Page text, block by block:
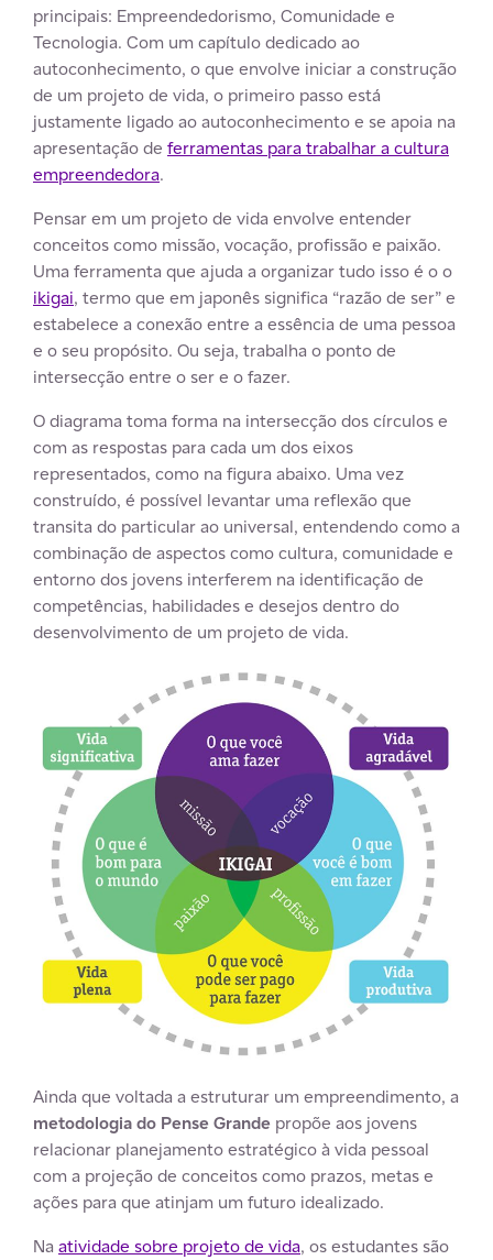
principais: Empreendedorismo, Comunidade e
Tecnologia. Com um capítulo dedicado ao
autoconhecimento, o que envolve iniciar a construção
de um projeto de vida, o primeiro passo está
justamente ligado ao autoconhecimento e se apoia na
apresentação de ferramentas para trabalhar a cultura
empreendedora.
Pensar em um projeto de vida envolve entender
conceitos como missão, vocação, profissão e paixão.
Uma ferramenta que ajuda a organizar tudo isso é o o
ikigai, termo que em japonês significa “razão de ser” e
estabelece a conexão entre a essência de uma pessoa
e o seu propósito. Ou seja, trabalha o ponto de
intersecção entre o ser e o fazer.
O diagrama toma forma na intersecção dos círculos e
com as respostas para cada um dos eixos
representados, como na figura abaixo. Uma vez
construído, é possível levantar uma reflexão que
transita do particular ao universal, entendendo como a
combinação de aspectos como cultura, comunidade e
entorno dos jovens interferem na identificação de
competências, habilidades e desejos dentro do
desenvolvimento de um projeto de vida.
Ainda que voltada a estruturar um empreendimento, a
metodologia do Pense Grande propõe aos jovens
relacionar planejamento estratégico à vida pessoal
com a projeção de conceitos como prazos, metas e
ações para que atinjam um futuro idealizado.
Na atividade sobre projeto de vida, os estudantes são